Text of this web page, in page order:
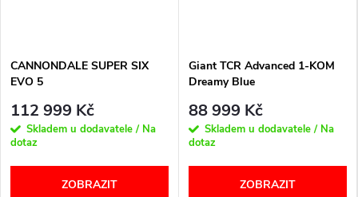
CANNONDALE SUPER SIX
EVO 5
112 999 Kč
Skladem u dodavatele / Na
dotaz
ZOBRAZIT
Giant TCR Advanced 1-KOM
Dreamy Blue
88 999 Kč
Skladem u dodavatele / Na
dotaz
ZOBRAZIT